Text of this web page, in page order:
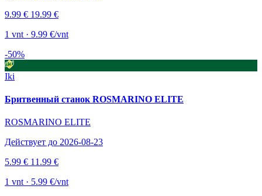
9.99 € 19.99 €
1 vnt · 9.99 €/vnt
-50%
Iki
Бритвенный станок ROSMARINO ELITE
ROSMARINO ELITE
Действует до 2026-08-23
5.99 € 11.99 €
1 vnt · 5.99 €/vnt